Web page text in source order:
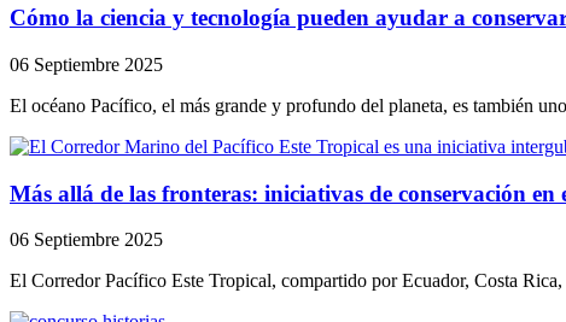
Cómo la ciencia y tecnología pueden ayudar a
06 Septiembre 2025
El océano Pacífico, el más grande y profundo del planeta, es también
Más allá de las fronteras: iniciativas de conservación
06 Septiembre 2025
El Corredor Pacífico Este Tropical, compartido por Ecuador, Costa